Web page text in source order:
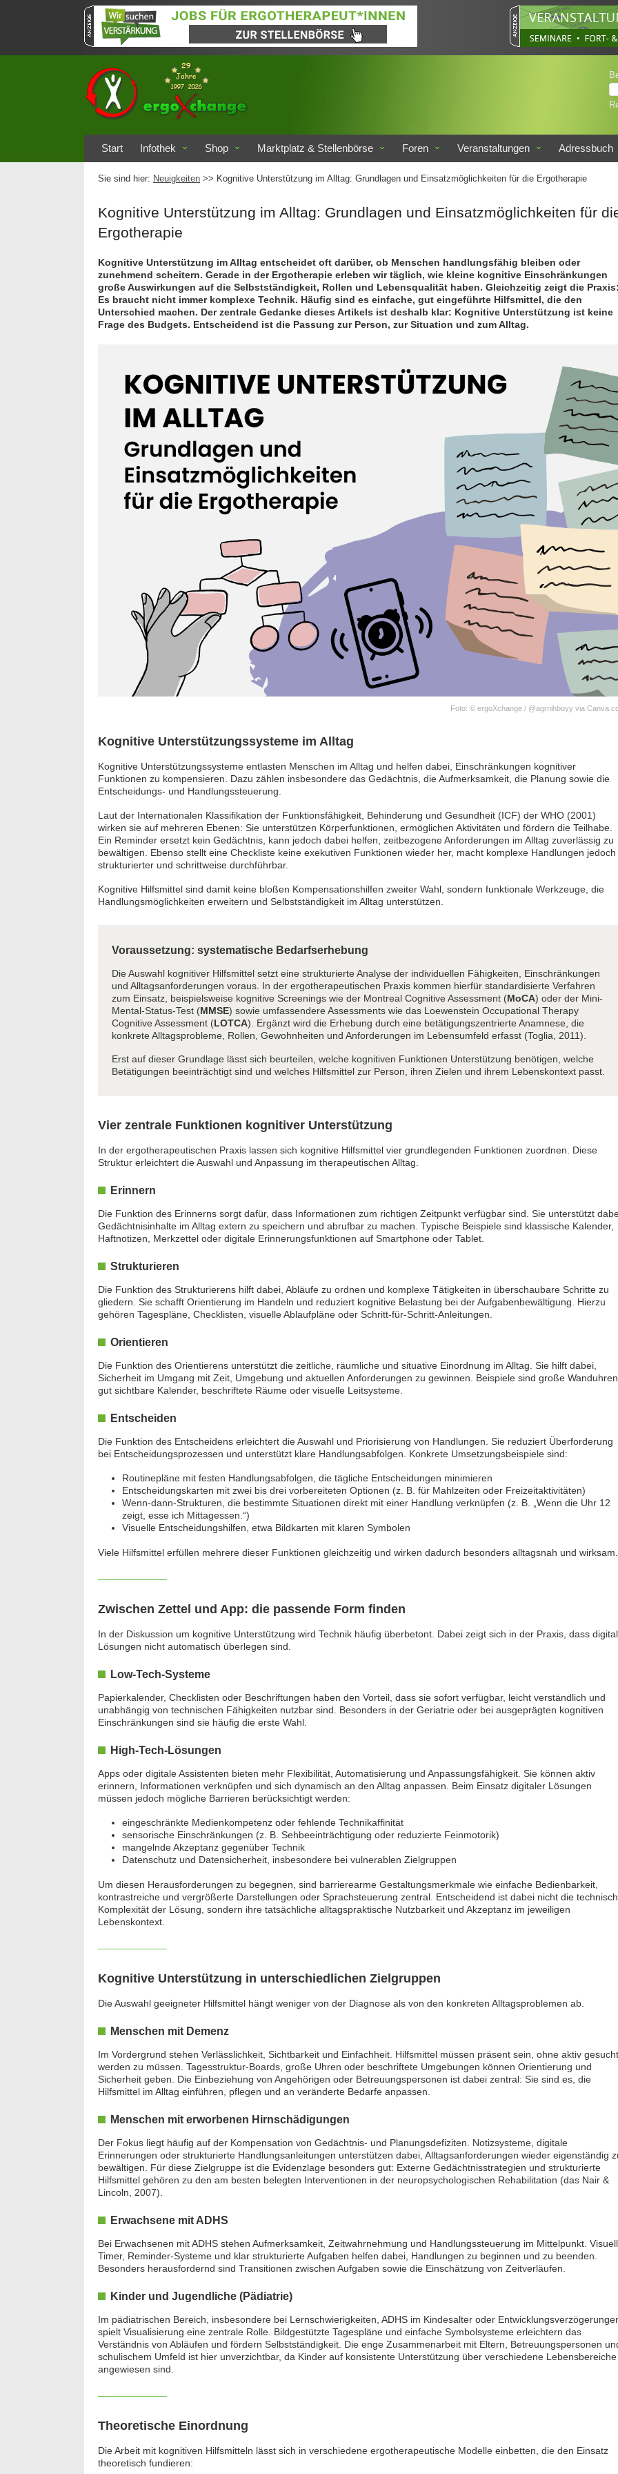
Start Infothek Shop Marktplatz & Stellenbörse Foren Veranstaltungen Adressbuch
Sie sind hier: Neuigkeiten >> Kognitive Unterstützung im Alltag: Grundlagen und Einsatzmöglichkeiten für die Ergotherapie
Kognitive Unterstützung im Alltag: Grundlagen und Einsatzmöglichkeiten für
Ergotherapie
Kognitive Unterstützung im Alltag entscheidet oft darüber, ob Menschen handlungsfähig bleiben oder
zunehmend scheitern. Gerade in der Ergotherapie erleben wir täglich, wie kleine kognitive Einschränkungen
große Auswirkungen auf die Selbstständigkeit, Rollen und Lebensqualität haben. Gleichzeitig zeigt die
Es braucht nicht immer komplexe Technik. Häufig sind es einfache, gut eingeführte Hilfsmittel, die den
Unterschied machen. Der zentrale Gedanke dieses Artikels ist deshalb klar: Kognitive Unterstützung ist keine
Frage des Budgets. Entscheidend ist die Passung zur Person, zur Situation und zum Alltag.
Foto: © ergoXchange / @agrnihboyy via
Kognitive Unterstützungssysteme im Alltag
Kognitive Unterstützungssysteme entlasten Menschen im Alltag und helfen dabei, Einschränkungen kognitiver
Funktionen zu kompensieren. Dazu zählen insbesondere das Gedächtnis, die Aufmerksamkeit, die Planung sowie die
Entscheidungs- und Handlungssteuerung.
Laut der Internationalen Klassifikation der Funktionsfähigkeit, Behinderung und Gesundheit (ICF) der WHO (2001)
wirken sie auf mehreren Ebenen: Sie unterstützen Körperfunktionen, ermöglichen Aktivitäten und fördern die Teilhabe.
Ein Reminder ersetzt kein Gedächtnis, kann jedoch dabei helfen, zeitbezogene Anforderungen im Alltag zuverlässig zu
bewältigen. Ebenso stellt eine Checkliste keine exekutiven Funktionen wieder her, macht komplexe Handlungen jedoch
strukturierter und schrittweise durchführbar.
Kognitive Hilfsmittel sind damit keine bloßen Kompensationshilfen zweiter Wahl, sondern funktionale Werkzeuge, die
Handlungsmöglichkeiten erweitern und Selbstständigkeit im Alltag unterstützen.
Voraussetzung: systematische Bedarfserhebung
Die Auswahl kognitiver Hilfsmittel setzt eine strukturierte Analyse der individuellen Fähigkeiten, Einschränkungen
und Alltagsanforderungen voraus. In der ergotherapeutischen Praxis kommen hierfür standardisierte Verfahren
zum Einsatz, beispielsweise kognitive Screenings wie der Montreal Cognitive Assessment (MoCA) oder der Mini-
Mental-Status-Test (MMSE) sowie umfassendere Assessments wie das Loewenstein Occupational Therapy
Cognitive Assessment (LOTCA). Ergänzt wird die Erhebung durch eine betätigungszentrierte Anamnese, die
konkrete Alltagsprobleme, Rollen, Gewohnheiten und Anforderungen im Lebensumfeld erfasst (Toglia, 2011).
Erst auf dieser Grundlage lässt sich beurteilen, welche kognitiven Funktionen Unterstützung benötigen, welche
Betätigungen beeinträchtigt sind und welches Hilfsmittel zur Person, ihren Zielen und ihrem Lebenskontext passt.
Vier zentrale Funktionen kognitiver Unterstützung
In der ergotherapeutischen Praxis lassen sich kognitive Hilfsmittel vier grundlegenden Funktionen zuordnen. Diese
Struktur erleichtert die Auswahl und Anpassung im therapeutischen Alltag.
Erinnern
Die Funktion des Erinnerns sorgt dafür, dass Informationen zum richtigen Zeitpunkt verfügbar sind. Sie unterstützt
Gedächtnisinhalte im Alltag extern zu speichern und abrufbar zu machen. Typische Beispiele sind klassische Kalender,
Haftnotizen, Merkzettel oder digitale Erinnerungsfunktionen auf Smartphone oder Tablet.
Strukturieren
Die Funktion des Strukturierens hilft dabei, Abläufe zu ordnen und komplexe Tätigkeiten in überschaubare Schritte zu
gliedern. Sie schafft Orientierung im Handeln und reduziert kognitive Belastung bei der Aufgabenbewältigung. Hierzu
gehören Tagespläne, Checklisten, visuelle Ablaufpläne oder Schritt-für-Schritt-Anleitungen.
Orientieren
Die Funktion des Orientierens unterstützt die zeitliche, räumliche und situative Einordnung im Alltag. Sie hilft dabei,
Sicherheit im Umgang mit Zeit, Umgebung und aktuellen Anforderungen zu gewinnen. Beispiele sind große
gut sichtbare Kalender, beschriftete Räume oder visuelle Leitsysteme.
Entscheiden
Die Funktion des Entscheidens erleichtert die Auswahl und Priorisierung von Handlungen. Sie reduziert Überforderung
bei Entscheidungsprozessen und unterstützt klare Handlungsabfolgen. Konkrete Umsetzungsbeispiele sind:
Routinepläne mit festen Handlungsabfolgen, die tägliche Entscheidungen minimieren
Entscheidungskarten mit zwei bis drei vorbereiteten Optionen (z. B. für Mahlzeiten oder Freizeitaktivitäten)
Wenn-dann-Strukturen, die bestimmte Situationen direkt mit einer Handlung verknüpfen (z. B. „Wenn die Uhr 12
zeigt, esse ich Mittagessen.“)
Visuelle Entscheidungshilfen, etwa Bildkarten mit klaren Symbolen
Viele Hilfsmittel erfüllen mehrere dieser Funktionen gleichzeitig und wirken dadurch besonders alltagsnah und wirksam.
Zwischen Zettel und App: die passende Form finden
In der Diskussion um kognitive Unterstützung wird Technik häufig überbetont. Dabei zeigt sich in der Praxis, dass
Lösungen nicht automatisch überlegen sind.
Low-Tech-Systeme
Papierkalender, Checklisten oder Beschriftungen haben den Vorteil, dass sie sofort verfügbar, leicht verständlich und
unabhängig von technischen Fähigkeiten nutzbar sind. Besonders in der Geriatrie oder bei ausgeprägten kognitiven
Einschränkungen sind sie häufig die erste Wahl.
High-Tech-Lösungen
Apps oder digitale Assistenten bieten mehr Flexibilität, Automatisierung und Anpassungsfähigkeit. Sie können aktiv
erinnern, Informationen verknüpfen und sich dynamisch an den Alltag anpassen. Beim Einsatz digitaler Lösungen
müssen jedoch mögliche Barrieren berücksichtigt werden:
eingeschränkte Medienkompetenz oder fehlende Technikaffinität
sensorische Einschränkungen (z. B. Sehbeeinträchtigung oder reduzierte Feinmotorik)
mangelnde Akzeptanz gegenüber Technik
Datenschutz und Datensicherheit, insbesondere bei vulnerablen Zielgruppen
Um diesen Herausforderungen zu begegnen, sind barrierearme Gestaltungsmerkmale wie einfache Bedienbarkeit,
kontrastreiche und vergrößerte Darstellungen oder Sprachsteuerung zentral. Entscheidend ist dabei nicht die
Komplexität der Lösung, sondern ihre tatsächliche alltagspraktische Nutzbarkeit und Akzeptanz im jeweiligen
Lebenskontext.
Kognitive Unterstützung in unterschiedlichen Zielgruppen
Die Auswahl geeigneter Hilfsmittel hängt weniger von der Diagnose als von den konkreten Alltagsproblemen ab.
Menschen mit Demenz
Im Vordergrund stehen Verlässlichkeit, Sichtbarkeit und Einfachheit. Hilfsmittel müssen präsent sein, ohne aktiv gesucht
werden zu müssen. Tagesstruktur-Boards, große Uhren oder beschriftete Umgebungen können Orientierung und
Sicherheit geben. Die Einbeziehung von Angehörigen oder Betreuungspersonen ist dabei zentral: Sie sind es, die
Hilfsmittel im Alltag einführen, pflegen und an veränderte Bedarfe anpassen.
Menschen mit erworbenen Hirnschädigungen
Der Fokus liegt häufig auf der Kompensation von Gedächtnis- und Planungsdefiziten. Notizsysteme, digitale
Erinnerungen oder strukturierte Handlungsanleitungen unterstützen dabei, Alltagsanforderungen wieder eigenständig
bewältigen. Für diese Zielgruppe ist die Evidenzlage besonders gut: Externe Gedächtnisstrategien und strukturierte
Hilfsmittel gehören zu den am besten belegten Interventionen in der neuropsychologischen Rehabilitation (das Nair &
Lincoln, 2007).
Erwachsene mit ADHS
Bei Erwachsenen mit ADHS stehen Aufmerksamkeit, Zeitwahrnehmung und Handlungssteuerung im Mittelpunkt.
Timer, Reminder-Systeme und klar strukturierte Aufgaben helfen dabei, Handlungen zu beginnen und zu beenden.
Besonders herausfordernd sind Transitionen zwischen Aufgaben sowie die Einschätzung von Zeitverläufen.
Kinder und Jugendliche (Pädiatrie)
Im pädiatrischen Bereich, insbesondere bei Lernschwierigkeiten, ADHS im Kindesalter oder
spielt Visualisierung eine zentrale Rolle. Bildgestützte Tagespläne und einfache Symbolsysteme erleichtern das
Verständnis von Abläufen und fördern Selbstständigkeit. Die enge Zusammenarbeit mit Eltern, Betreuungspersonen
schulischem Umfeld ist hier unverzichtbar, da Kinder auf konsistente Unterstützung über verschiedene Lebensbereiche
angewiesen sind.
Theoretische Einordnung
Die Arbeit mit kognitiven Hilfsmitteln lässt sich in verschiedene ergotherapeutische Modelle einbetten, die den Einsatz
theoretisch fundieren:
weitere Praktikumsgesuche
Ergotherapeut (m/w/d) für
funktionelle Behandlung in Teilzeit
Vollzeit
29221 - Celle
Attraktive Stelle sucht Therapeut &
professioneller Praxis mit
tollem Team!
12099 - Berlin
Ergotherapeut (m/w/d) Köln
50996 - Köln
Ergotherapeuten (m/w/d) in Voll-
weitere Stellenangebote